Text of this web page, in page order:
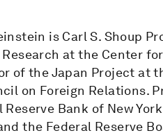
is Carl S. Shoup
at the Center
of the Japan Project at
on Foreign Relations.
Reserve Bank of New
the Federal Reserve